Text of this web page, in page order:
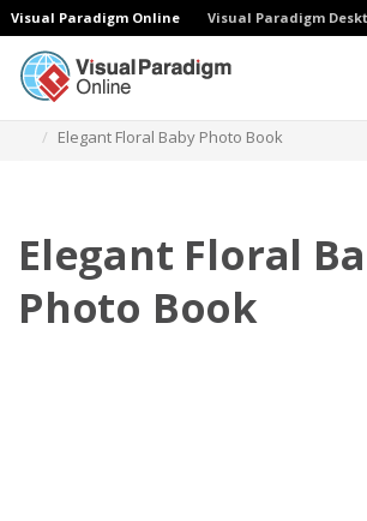
Visual Paradigm Online Visual Paradigm
Elegant Floral Baby Photo Book
Elegant Floral
Photo Book